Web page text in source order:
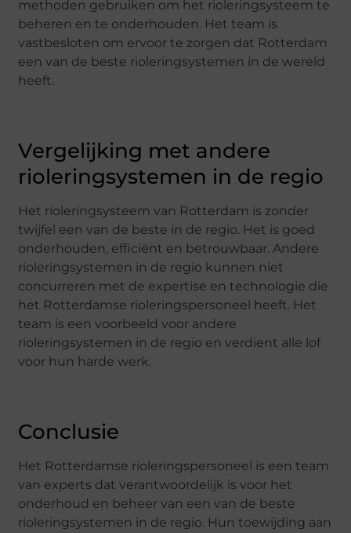
methoden gebruiken om het rioleringsysteem te
beheren en te onderhouden. Het team is
vastbesloten om ervoor te zorgen dat Rotterdam
een ​​van de beste rioleringsystemen in de wereld
heeft.
Vergelijking met andere
rioleringsystemen in de regio
Het rioleringsysteem van Rotterdam is zonder
twijfel een van de beste in de regio. Het is goed
onderhouden, efficiënt en betrouwbaar. Andere
rioleringsystemen in de regio kunnen niet
concurreren met de expertise en technologie die
het Rotterdamse rioleringspersoneel heeft. Het
team is een voorbeeld voor andere
rioleringsystemen in de regio en verdient alle lof
voor hun harde werk.
Conclusie
Het Rotterdamse rioleringspersoneel is een team
van experts dat verantwoordelijk is voor het
onderhoud en beheer van een van de beste
rioleringsystemen in de regio. Hun toewijding aan